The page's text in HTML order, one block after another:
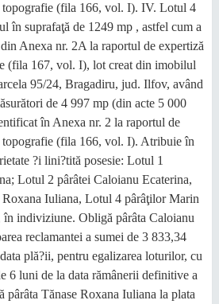
topografie (fila 166, vol. I). IV. Lotul 4
în suprafaţă de 1249 mp , astfel cum a
Anexa nr. 2A la raportul de expertiză
(fila 167, vol. I), lot creat din imobilul
95/24, Bragadiru, jud. Ilfov, având
de 4 997 mp (din acte 5 000
în Anexa nr. 2 la raportul de
topografie (fila 166, vol. I). Atribuie în
?i lini?tită posesie: Lotul 1
Lotul 2 pârâtei Caloianu Ecaterina,
Iuliana, Lotul 4 pârâţilor Marin
indiviziune. Obligă pârâta Caloianu
reclamantei a sumei de 3 833,34
plă?ii, pentru egalizarea loturilor, cu
6 luni de la data rămânerii definitive a
pârâta Tănase Roxana Iuliana la plata